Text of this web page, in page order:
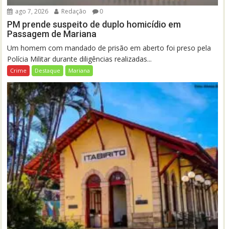
ago 7, 2026 Redação 0
PM prende suspeito de duplo homicídio em
Passagem de Mariana
Um homem com mandado de prisão em aberto foi preso pela
Polícia Militar durante diligências realizadas...
Crime Destaque Mariana